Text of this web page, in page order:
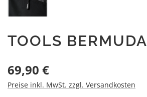
TOOLS BERMUDA
Regulärer Preis:
69,90 €
Preise inkl. MwSt. zzgl. Versandkosten